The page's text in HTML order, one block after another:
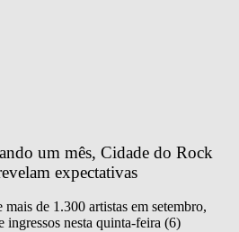
um mês, Cidade do Rock
expectativas
de 1.300 artistas em setembro,
ingressos nesta quinta-feira (6)